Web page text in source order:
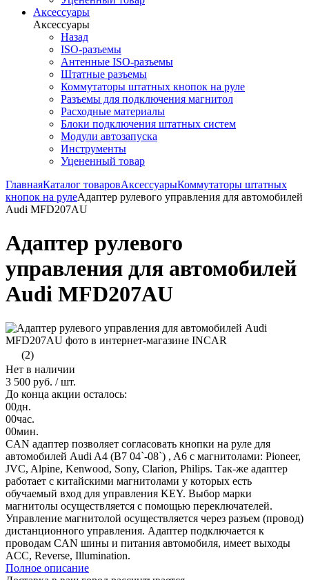
Аксессуары
Аксессуары
Назад
ISO-разъемы
Антенные ISO-разъемы
Штатные разъемы
Коммутаторы штатных кнопок на руле
Разъемы для подключения магнитол
Расходные материалы
Блоки подключения штатных систем
Модули автозапуска
Инструменты
Уцененный товар
ГлавнаяКаталог товаровАксессуарыКоммутаторы штатных
кнопок на рулеАдаптер рулевого управления для автомобилей
Audi MFD207AU
Адаптер рулевого
управления для автомобилей
Audi MFD207AU
(2)
Нет в наличии
3 500 руб. / шт.
До конца акции осталось:
00дн.
00час.
00мин.
CAN адаптер позволяет согласовать кнопки на руле для
автомобилей Audi A4 (B7 04`-08`) , A6 с магнитолами: Pioneer,
JVC, Alpine, Kenwood, Sony, Clarion, Philips. Так-же адаптер
работает с китайскими магнитолами у которых есть
обучаемый вход для управления KEY. Выбор марки
магнитолы осуществляется с помощью переключателей.
Управление магнитолой осуществляется через разъем (провод)
дистанционного управления. Адаптер подключается к
проводам CAN шины и питания автомобиля, имеет выходы
ACC, Reverse, Illumination.
Полное описание